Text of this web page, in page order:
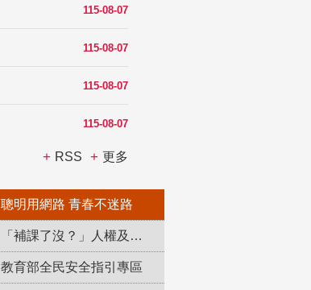
115-08-07
115-08-07
115-08-07
115-08-07
RSS 更多
聰明用網路 青春不迷路
「補課了沒？」人權及轉型正義教育專區
教育部全民安全指引專區